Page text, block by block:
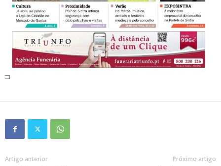
Artigo anterior Próximo artigo